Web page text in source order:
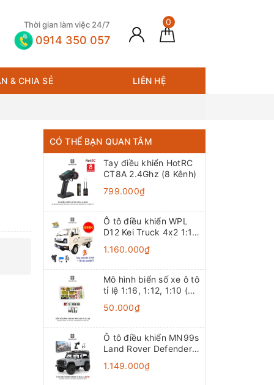
0
Thời gian làm việc 24/7
0914 350 057
& CHIA SẺ LIÊN HỆ
CÓ THỂ BẠN QUAN TÂM
Tay điều khiển HotRC
CT8A 2.4Ghz (8 Kênh)
799.000₫
Ô tô điều khiển WPL
D12 Kei Truck 4x2 1:10
TEM CHỮ]
1.160.000₫
Mô hình biển số xe ô tô
tỉ lệ 1:16, 1:12, 1:10 (Đồ
50.000₫
Ô tô điều khiển MN99s
Land Rover Defender
BIỂN + STICKER]
1.149.000₫